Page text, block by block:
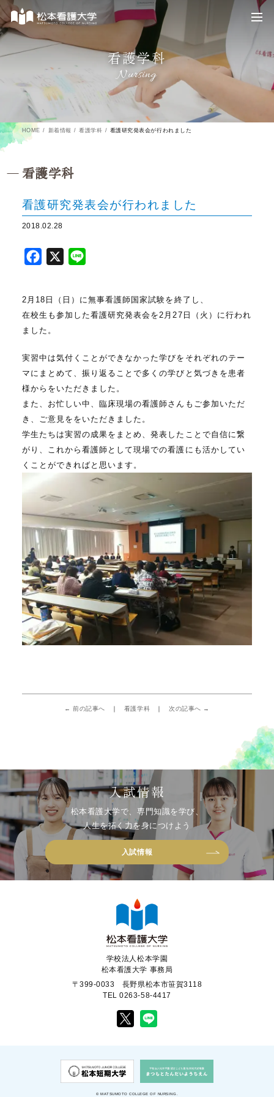
看護学科
Nursing
HOME 新着情報 看護学科 看護研究発表会が行われました
看護学科
看護研究発表会が行われました
2018.02.28
b
o
k
X
2月18日（日）に無事看護師国家試験を終了し、
在校生も参加した看護研究発表会を2月27日（火）に行われ
ました。
実習中は気付くことができなかった学びをそれぞれのテー
マにまとめて、振り返ることで多くの学びと気づきを患者
様からをいただきました。
また、お忙しい中、臨床現場の看護師さんもご参加いただ
き、ご意見ををいただきました。
学生たちは実習の成果をまとめ、発表したことで自信に繋
がり、これから看護師として現場での看護にも活かしてい
くことができればと思います。
← 前の記事へ 看護学科 次の記事へ →
入試情報
松本看護大学で、専門知識を学び、
人生を拓く力を身につけよう
入試情報
学校法人松本学園
松本看護大学 事務局
〒399-0033 長野県松本市笹賀3118
TEL 0263-58-4417
© MATSUMOTO COLLEGE OF NURSING.